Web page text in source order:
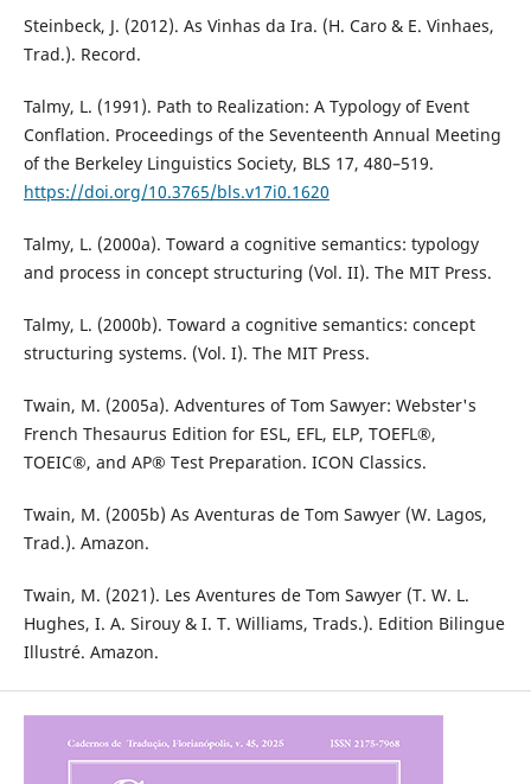
Steinbeck, J. (2012). As Vinhas da Ira. (H. Caro & E. Vinhaes,
Trad.). Record.
Talmy, L. (1991). Path to Realization: A Typology of Event
Conflation. Proceedings of the Seventeenth Annual Meeting
of the Berkeley Linguistics Society, BLS 17, 480–519.
https://doi.org/10.3765/bls.v17i0.1620
Talmy, L. (2000a). Toward a cognitive semantics: typology
and process in concept structuring (Vol. II). The MIT Press.
Talmy, L. (2000b). Toward a cognitive semantics: concept
structuring systems. (Vol. I). The MIT Press.
Twain, M. (2005a). Adventures of Tom Sawyer: Webster's
French Thesaurus Edition for ESL, EFL, ELP, TOEFL®,
TOEIC®, and AP® Test Preparation. ICON Classics.
Twain, M. (2005b) As Aventuras de Tom Sawyer (W. Lagos,
Trad.). Amazon.
Twain, M. (2021). Les Aventures de Tom Sawyer (T. W. L.
Hughes, I. A. Sirouy & I. T. Williams, Trads.). Edition Bilingue
Illustré. Amazon.